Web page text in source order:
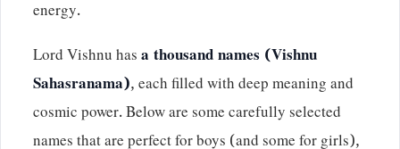
energy.
Lord Vishnu hasa thousand names (Vishnu
Sahasranama), each filled with deep meaning and
cosmic power. Below are some carefully selected
names that are perfect for boys (and some for girls),